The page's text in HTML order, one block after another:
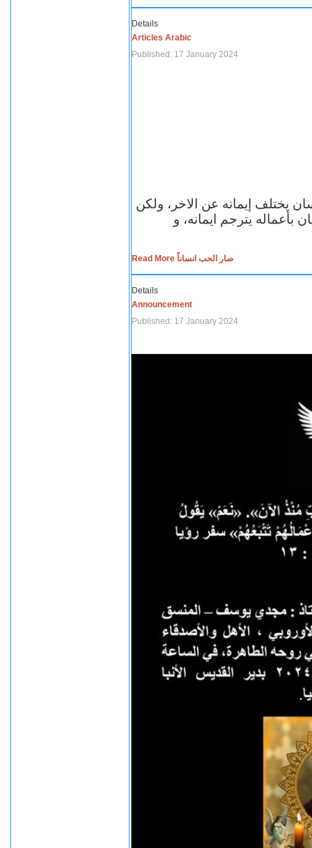
Details
Articles Arabic
Published: 17 January 2024
يختلف إيمانه عن الاخر، ولكن
بأعماله يترجم ايمانه، و
Read More صار الحب انساناً
Details
Announcement
Published: 17 January 2024